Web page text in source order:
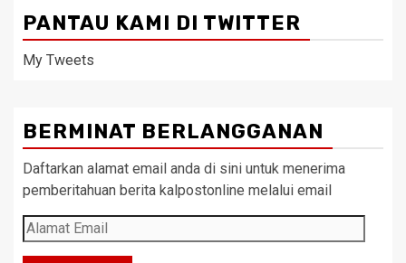
PANTAU KAMI DI TWITTER
My Tweets
BERMINAT BERLANGGANAN
Daftarkan alamat email anda di sini untuk menerima
pemberitahuan berita kalpostonline melalui email
Alamat
Email